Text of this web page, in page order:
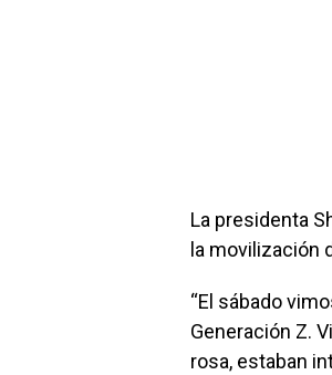
La presidenta
la movilización
“El sábado
Generación Z.
rosa, estaban